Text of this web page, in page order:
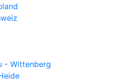
- Wittenberg